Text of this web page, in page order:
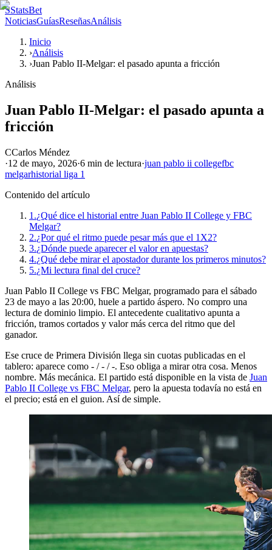
SStatsBet
NoticiasGuíasReseñasAnálisis
Inicio
›Análisis
›Juan Pablo II-Melgar: el pasado apunta a fricción
Análisis
Juan Pablo II-Melgar: el pasado apunta a
fricción
CCarlos Méndez
·12 de mayo, 2026·6 min de lectura·juan pablo ii collegefbc
melgarhistorial liga 1
Contenido del artículo
1.¿Qué dice el historial entre Juan Pablo II College y FBC
Melgar?
2.¿Por qué el ritmo puede pesar más que el 1X2?
3.¿Dónde puede aparecer el valor en apuestas?
4.¿Qué debe mirar el apostador durante los primeros minutos?
5.¿Mi lectura final del cruce?
Juan Pablo II College vs FBC Melgar, programado para el sábado
23 de mayo a las 20:00, huele a partido áspero. No compro una
lectura de dominio limpio. El antecedente cualitativo apunta a
fricción, tramos cortados y valor más cerca del ritmo que del
ganador.
Ese cruce de Primera División llega sin cuotas publicadas en el
tablero: aparece como - / - / -. Eso obliga a mirar otra cosa. Menos
nombre. Más mecánica. El partido está disponible en la vista de Juan
Pablo II College vs FBC Melgar, pero la apuesta todavía no está en
el precio; está en el guion. Así de simple.